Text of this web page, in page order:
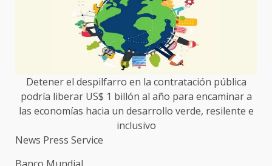
Detener el despilfarro en la contratación pública
podría liberar US$ 1 billón al año para encaminar a
las economías hacia un desarrollo verde, resilente e
inclusivo
News Press Service